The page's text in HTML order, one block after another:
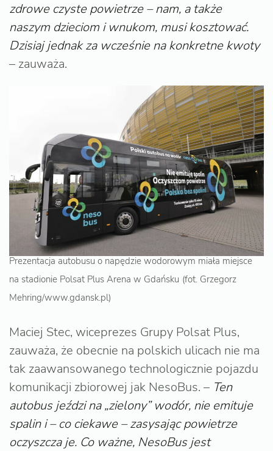
zdrowe czyste powietrze – nam, a także
naszym dzieciom i wnukom, musi kosztować.
Dzisiaj jednak za wcześnie na konkretne kwoty
– zauważa.
Prezentacja autobusu o napędzie wodorowym miała miejsce
na stadionie Polsat Plus Arena w Gdańsku (fot. Grzegorz
Mehring/www.gdansk.pl)
Maciej Stec, wiceprezes Grupy Polsat Plus,
zauważa, że obecnie na polskich ulicach nie ma
tak zaawansowanego technologicznie pojazdu
komunikacji zbiorowej jak NesoBus. – Ten
autobus jeździ na „zielony” wodór, nie emituje
spalin i – co ciekawe – zasysając powietrze
oczyszcza je. Co ważne, NesoBus jest